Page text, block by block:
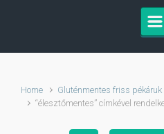
Home
Gluténmentes friss
“élesztőmentes” címkével